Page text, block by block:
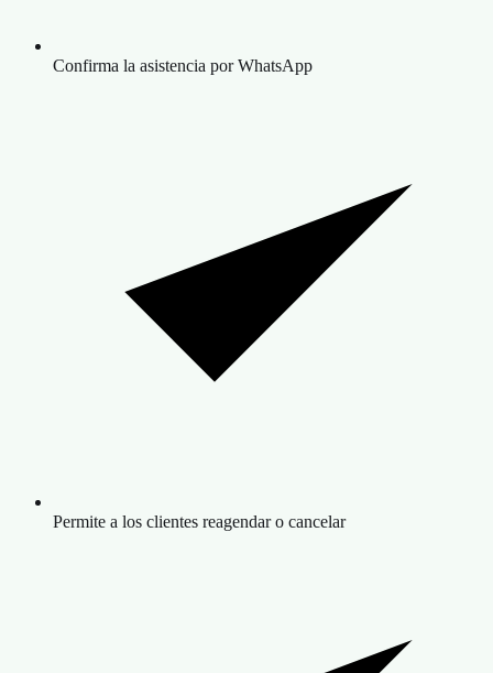
Confirma la asistencia por WhatsApp
Permite a los clientes reagendar o cancelar